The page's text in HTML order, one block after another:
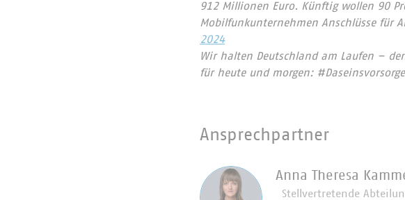
912 Millionen Euro. Künftig wollen 90
Mobilfunkunternehmen Anschlüsse für
2024
Wir halten Deutschland am Laufen –
für heute und morgen:
Ansprechpartner
Anna Theresa
Stellvertretende